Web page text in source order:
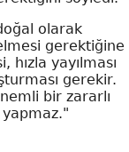
olarak
gerektiğine
yayılması
gerekir.
bir zararlı
yapmaz."